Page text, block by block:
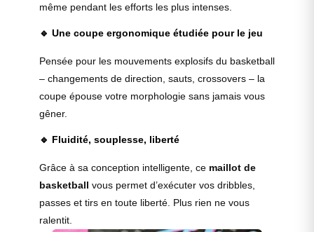
même pendant les efforts les plus intenses.
🔹 Une coupe ergonomique étudiée pour le jeu
Pensée pour les mouvements explosifs du basketball
– changements de direction, sauts, crossovers – la
coupe épouse votre morphologie sans jamais vous
gêner.
🔹 Fluidité, souplesse, liberté
Grâce à sa conception intelligente, ce maillot de
basketball vous permet d’exécuter vos dribbles,
passes et tirs en toute liberté. Plus rien ne vous
ralentit.